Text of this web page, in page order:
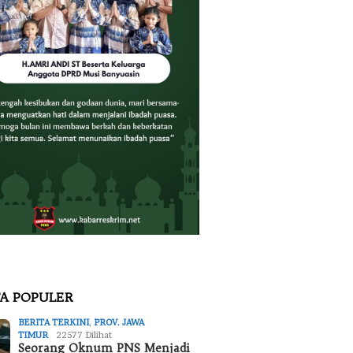
POPULER
BERITA TERKINI,PROV. JAWA
TIMUR
22577 Dilihat
Seorang Oknum PNS Menjadi